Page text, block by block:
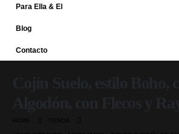
Para Ella & El
Blog
Contacto